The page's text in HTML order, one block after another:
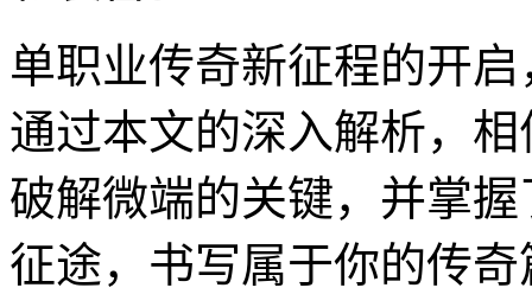
单职业传奇新征程的开
通过本文的深入解析，
破解微端的关键，并掌
征途，书写属于你的传